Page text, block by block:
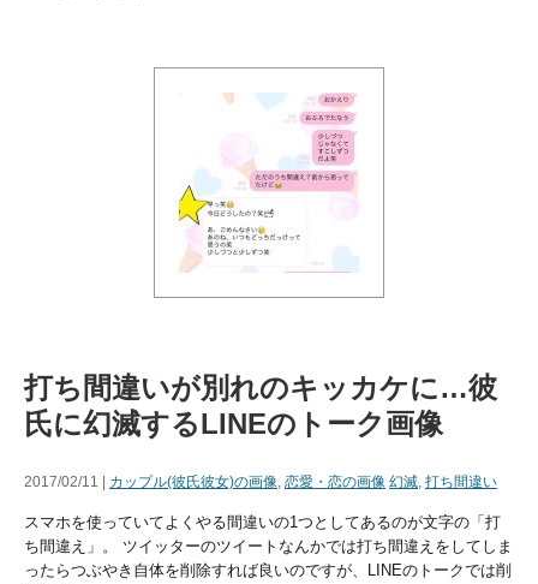
打ち間違いが別れのキッカケに…彼
氏に幻滅するLINEのトーク画像
2017/02/11 | カップル(彼氏彼女)の画像, 恋愛・恋の画像 幻滅, 打ち間違い
スマホを使っていてよくやる間違いの1つとしてあるのが文字の「打
ち間違え」。 ツイッターのツイートなんかでは打ち間違えをしてしま
ったらつぶやき自体を削除すれば良いのですが、LINEのトークでは削